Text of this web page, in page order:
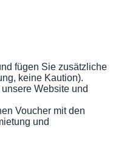
fügen Sie zusätzliche
keine Kaution).
Website und
Voucher mit den
und